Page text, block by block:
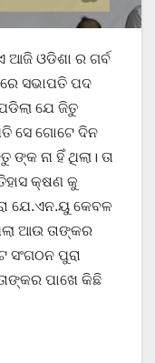
ଆଜି ଓଡିଶା ର ଗର୍ବ
ରେ ସଭାପତି ପଦ
ଯେ ଜିତୁ
ସେ ଗୋଟେ ଦିନ
ଙ୍କ ନା ହିଁ ଥିଲା। ତା
କ୍ଷଣ କୁ
ଯେ.ଏନ.ୟୁ କେବଳ
ଆଉ ତାଙ୍କର
ପୁରା
ପାଖେ କିଛି